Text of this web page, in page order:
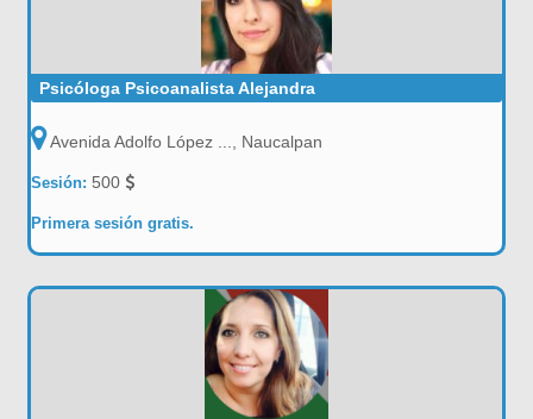
Psicóloga Psicoanalista Alejandra
Avenida Adolfo López ..., Naucalpan
Sesión: 500
Primera sesión gratis.